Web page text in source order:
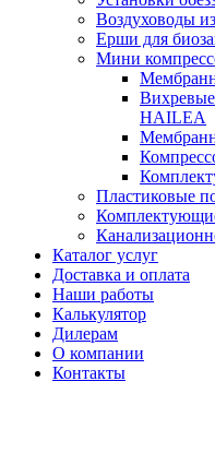
Воздуховоды
Ерши для
Мини
HAILEA
Пластиковые
Каталог услуг
Доставка и оплата
Наши работы
Калькулятор
Дилерам
О компании
Контакты